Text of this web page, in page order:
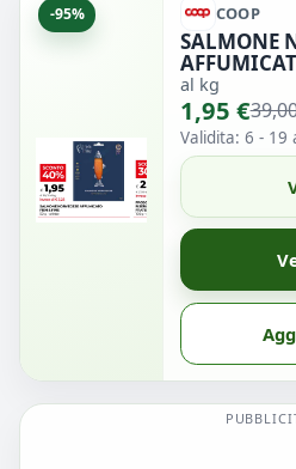
-95% COOP
SALMONE
al kg
1,95 €
Validita: 6 - 19